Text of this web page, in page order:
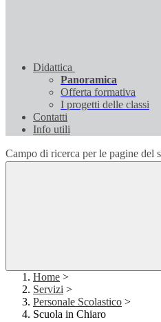
Didattica
Panoramica
Offerta formativa
I progetti delle classi
Contatti
Info utili
Campo di ricerca per le pagine del
Home >
Servizi >
Personale Scolastico >
Scuola in Chiaro